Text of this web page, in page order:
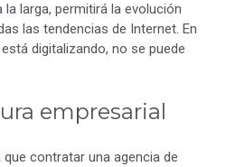
la larga, permitirá la evolución
las tendencias de Internet. En
digitalizando, no se puede
empresarial
contratar una agencia de